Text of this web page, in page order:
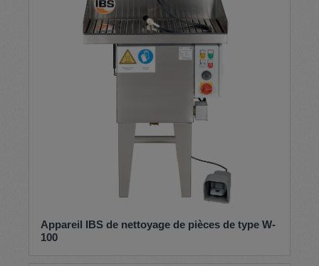
Appareil IBS de nettoyage de pièces de type W-
100